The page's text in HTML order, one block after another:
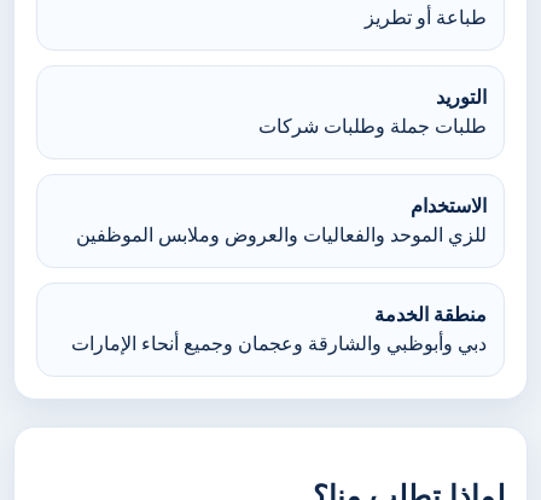
طباعة أو تطريز
التوريد
طلبات جملة وطلبات شركات
الاستخدام
للزي الموحد والفعاليات والعروض وملابس الموظفين
منطقة الخدمة
دبي وأبوظبي والشارقة وعجمان وجميع أنحاء الإمارات